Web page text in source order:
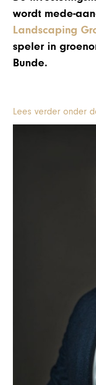
wordt mede-
Landscaping
speler in
Bunde.
Lees verder onder